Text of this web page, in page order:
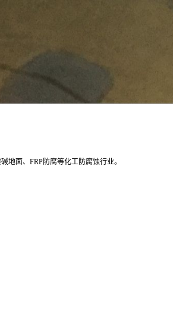
地面、FRP防腐等化工防腐蚀行业。